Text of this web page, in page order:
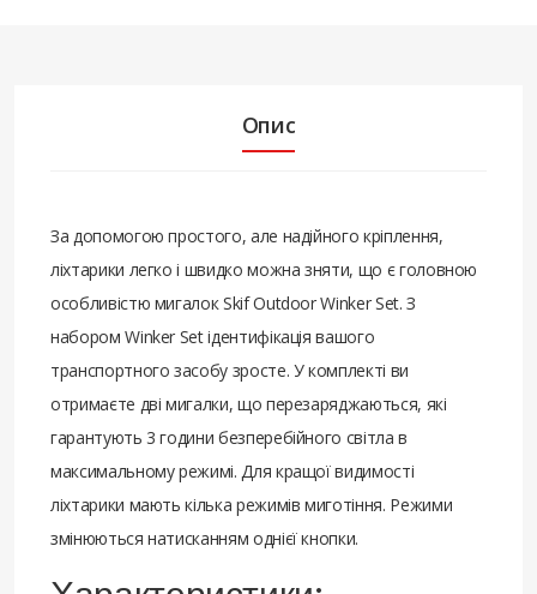
Опис
За допомогою простого, але надійного кріплення,
ліхтарики легко і швидко можна зняти, що є головною
особливістю мигалок Skif Outdoor Winker Set. З
набором Winker Set ідентифікація вашого
транспортного засобу зросте. У комплекті ви
отримаєте дві мигалки, що перезаряджаються, які
гарантують 3 години безперебійного світла в
максимальному режимі. Для кращої видимості
ліхтарики мають кілька режимів миготіння. Режими
змінюються натисканням однієї кнопки.